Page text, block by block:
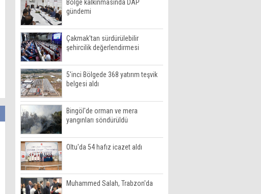
Bölge kalkınmasında DAP
gündemi
Çakmak'tan sürdürülebilir
şehircilik değerlendirmesi
5'inci Bölgede 368 yatırım teşvik
belgesi aldı
Bingöl'de orman ve mera
yangınları söndürüldü
Oltu'da 54 hafız icazet aldı
Muhammed Salah, Trabzon'da